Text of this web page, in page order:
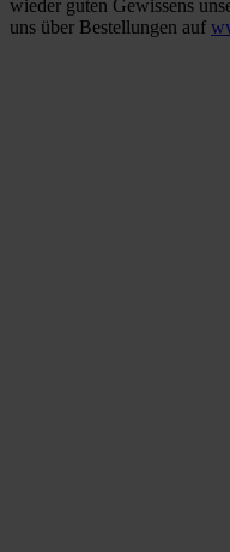
wieder guten Gewissens
uns über Bestellungen auf